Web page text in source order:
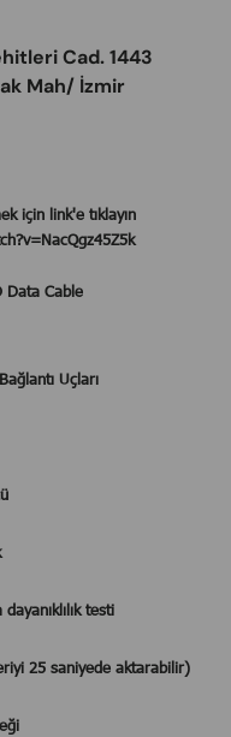
Cad. 1443
Mah/ İzmir
için link'e tıklayın
Data Cable
Uçları
testi
25 saniyede aktarabilir)